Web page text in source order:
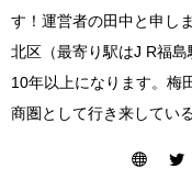
す！運営者の田中と申し
北区（最寄り駅はJ R福
10年以上になります。梅
商圏として行き来してい